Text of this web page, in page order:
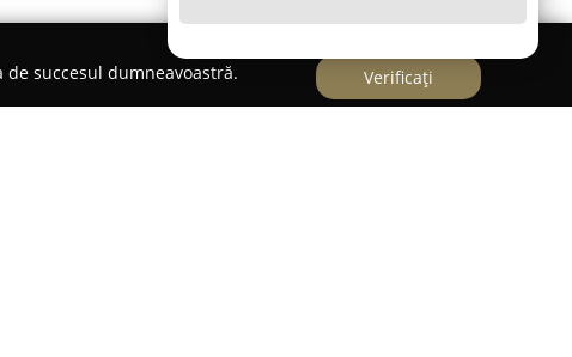
succesul dumneavoastră.
Verificați